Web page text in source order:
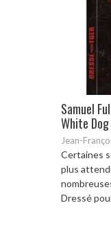
Samuel
White
Jean-
Certaines
plus
Dressé